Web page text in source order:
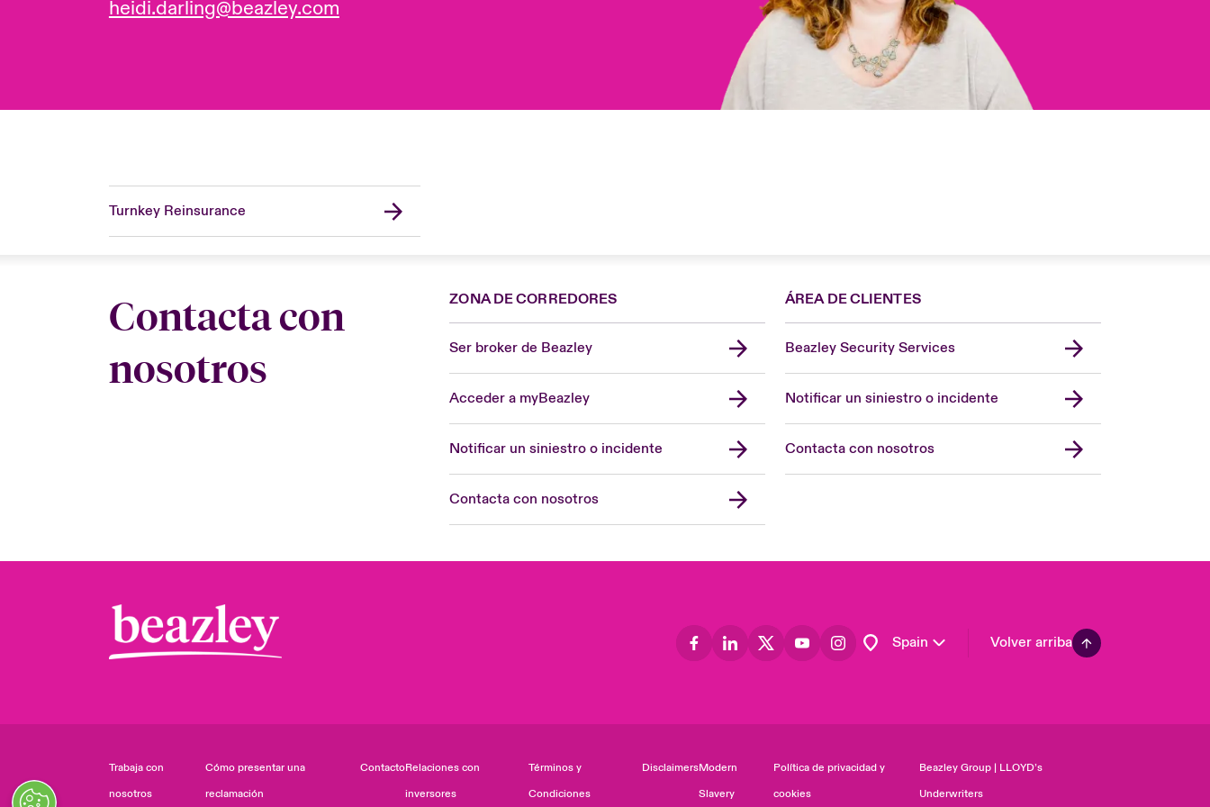
heidi.darling@beazley.com
Turnkey Reinsurance
Contacta con
nosotros
ZONA DE CORREDORES
Ser broker de Beazley
Acceder a myBeazley
Notificar un siniestro o incidente
Contacta con nosotros
ÁREA DE CLIENTES
Beazley Security Services
Notificar un siniestro o incidente
Contacta con nosotros
Spain
United Kingdom
Asia Pacific
Volver arriba
Trabaja con
nosotros
Cómo presentar una
reclamación
ContactoRelaciones con
inversores
Términos y
Condiciones
DisclaimersModern
Slavery
Política de privacidad y
cookies
Beazley Group | LLOYD’s
Underwriters